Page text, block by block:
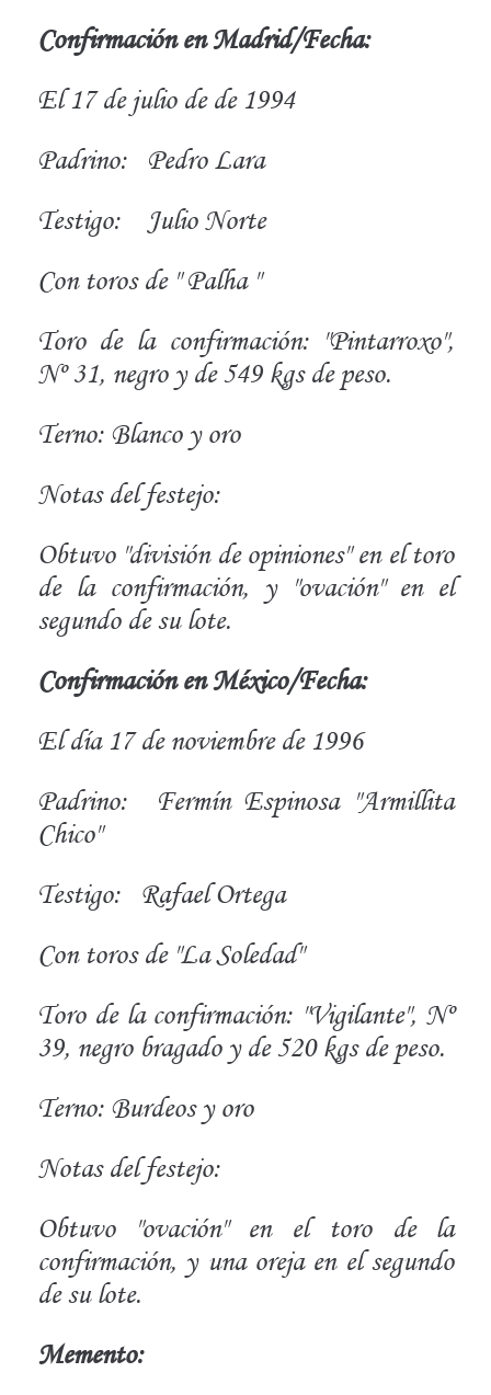
Confirmación en Madrid/Fecha:
El 17 de julio de de 1994
Padrino:
Pedro Lara
Testigo:
Julio Norte
Con toros de " Palha "
Toro de la confirmación: "Pintarroxo",
Nº 31, negro y de 549 kgs de peso.
Terno: Blanco y oro
Notas del festejo:
Obtuvo "división de opiniones" en el toro
de la confirmación, y "ovación" en el
segundo de su lote.
Confirmación en México/Fecha:
El día 17 de noviembre de 1996
Padrino:
Fermín Espinosa "Armillita
Chico"
Testigo:
Rafael Ortega
Con toros de "La Soledad"
Toro de la confirmación: "Vigilante", Nº
39, negro bragado y de 520 kgs de peso.
Terno: Burdeos y oro
Notas del festejo:
Obtuvo "ovación" en el toro de la
confirmación, y una oreja en el segundo
de su lote.
Memento: